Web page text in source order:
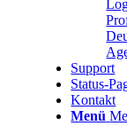
Support
Status-
Kontakt
Menü